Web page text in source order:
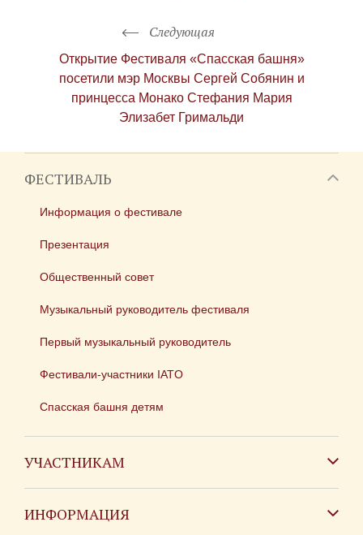
Следующая
Открытие Фестиваля «Спасская башня»
посетили мэр Москвы Сергей Собянин и
принцесса Монако Стефания Мария
Элизабет Гримальди
ФЕСТИВАЛЬ
Информация о фестивале
Презентация
Общественный совет
Музыкальный руководитель фестиваля
Первый музыкальный руководитель
Фестивали-участники IATO
Спасская башня детям
УЧАСТНИКАМ
ИНФОРМАЦИЯ